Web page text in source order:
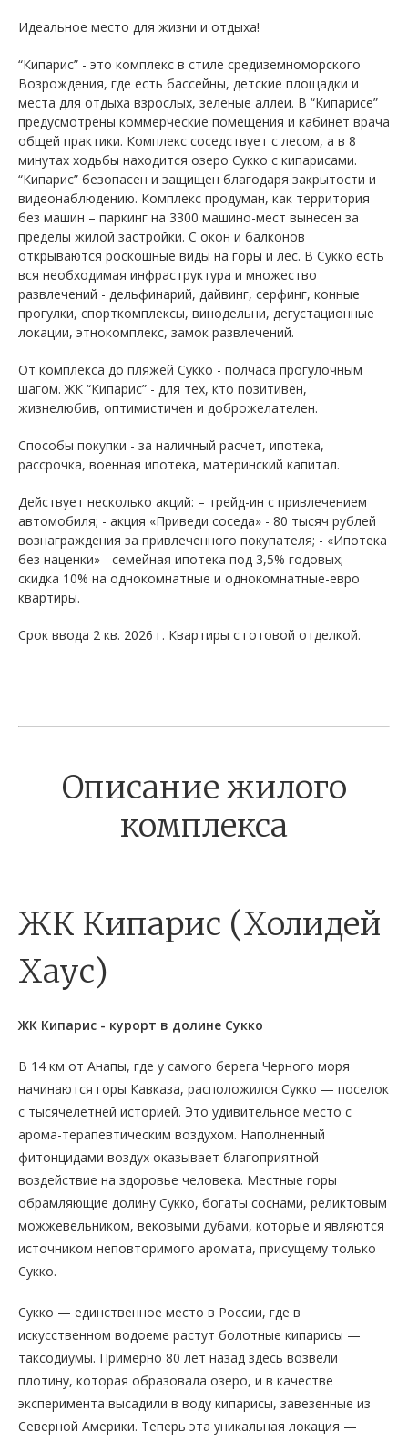
Идеальное место для жизни и отдыха!
“Кипарис” - это комплекс в стиле средиземноморского
Возрождения, где есть бассейны, детские площадки и
места для отдыха взрослых, зеленые аллеи. В “Кипарисе”
предусмотрены коммерческие помещения и кабинет врача
общей практики. Комплекс соседствует с лесом, а в 8
минутах ходьбы находится озеро Сукко с кипарисами.
“Кипарис” безопасен и защищен благодаря закрытости и
видеонаблюдению. Комплекс продуман, как территория
без машин – паркинг на 3300 машино-мест вынесен за
пределы жилой застройки. С окон и балконов
открываются роскошные виды на горы и лес. В Сукко есть
вся необходимая инфраструктура и множество
развлечений - дельфинарий, дайвинг, серфинг, конные
прогулки, спорткомплексы, винодельни, дегустационные
локации, этнокомплекс, замок развлечений.
От комплекса до пляжей Сукко - полчаса прогулочным
шагом. ЖК “Кипарис” - для тех, кто позитивен,
жизнелюбив, оптимистичен и доброжелателен.
Способы покупки - за наличный расчет, ипотека,
рассрочка, военная ипотека, материнский капитал.
Действует несколько акций: – трейд-ин с привлечением
автомобиля; - акция «Приведи соседа» - 80 тысяч рублей
вознаграждения за привлеченного покупателя; - «Ипотека
без наценки» - семейная ипотека под 3,5% годовых; -
скидка 10% на однокомнатные и однокомнатные-евро
квартиры.
Срок ввода 2 кв. 2026 г. Квартиры с готовой отделкой.
Описание жилого
комплекса
ЖК Кипарис (Холидей
Хаус)
ЖК Кипарис - курорт в долине Сукко
В 14 км от Анапы, где у самого берега Черного моря
начинаются горы Кавказа, расположился Сукко — поселок
с тысячелетней историей. Это удивительное место с
арома-терапевтическим воздухом. Наполненный
фитонцидами воздух оказывает благоприятной
воздействие на здоровье человека. Местные горы
обрамляющие долину Сукко, богаты соснами, реликтовым
можжевельником, вековыми дубами, которые и являются
источником неповторимого аромата, присущему только
Сукко.
Сукко — единственное место в России, где в
искусственном водоеме растут болотные кипарисы —
таксодиумы. Примерно 80 лет назад здесь возвели
плотину, которая образовала озеро, и в качестве
эксперимента высадили в воду кипарисы, завезенные из
Северной Америки. Теперь эта уникальная локация —